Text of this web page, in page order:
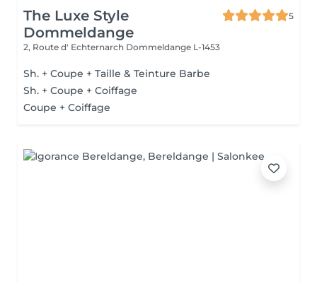
The Luxe Style
Dommeldange
5
2, Route d' Echternarch Dommeldange L-1453
Sh. + Coupe + Taille & Teinture Barbe
Sh. + Coupe + Coiffage
Coupe + Coiffage